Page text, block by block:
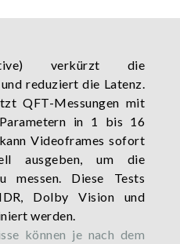
verkürzt die
reduziert die Latenz.
QFT-Messungen mit
in 1 bis 16
Videoframes sofort
ausgeben, um die
messen. Diese Tests
Dolby Vision und
werden.
können je nach dem